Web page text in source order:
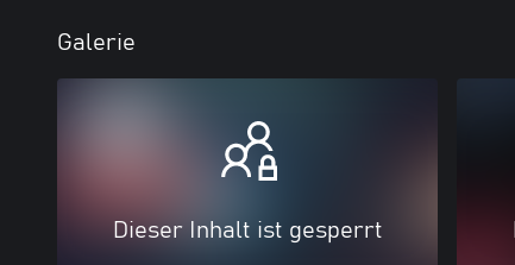
Galerie
Dieser Inhalt ist gesperrt